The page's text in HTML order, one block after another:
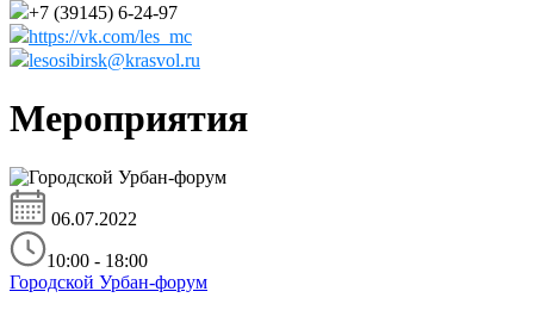
+7 (39145) 6-24-97
https://vk.com/les_mc
lesosibirsk@krasvol.ru
Мероприятия
06.07.2022
10:00 - 18:00
Городской Урбан-форум